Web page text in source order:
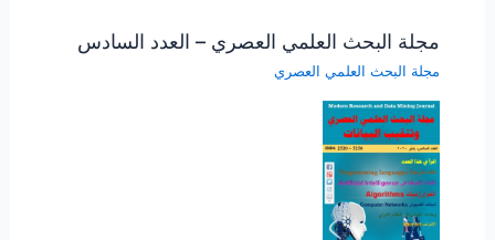
مجلة البحث العلمي العصري – العدد السادس
مجلة البحث العلمي العصري